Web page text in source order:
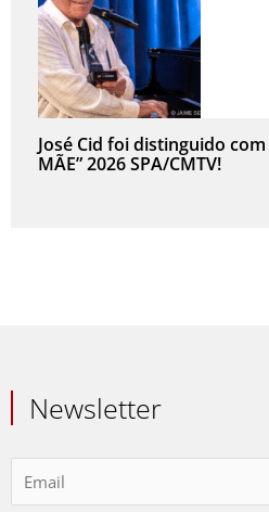
José Cid foi distinguido
MÃE” 2026 SPA/CMTV!
Newsletter